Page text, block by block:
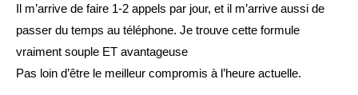
Il m’arrive de faire 1-2 appels par jour, et il m’arrive aussi de
passer du temps au téléphone. Je trouve cette formule
vraiment souple ET avantageuse
Pas loin d’être le meilleur compromis à l’heure actuelle.